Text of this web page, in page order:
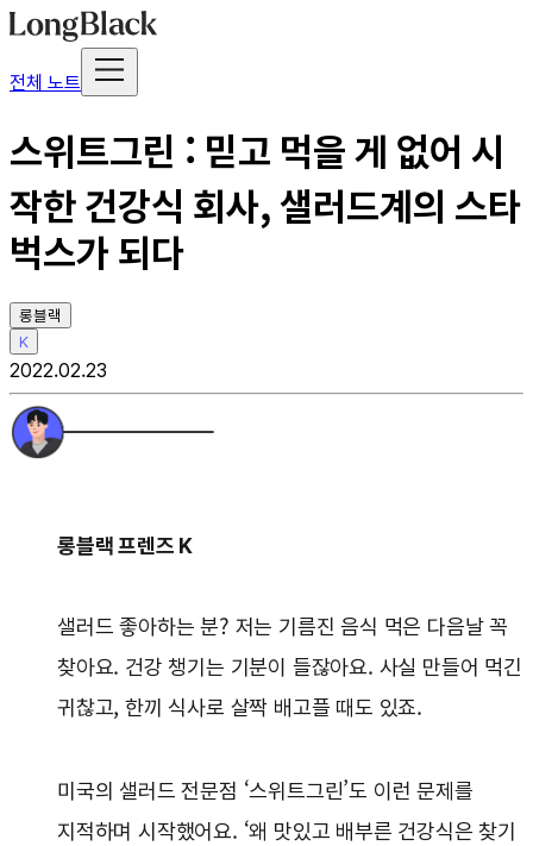
전체 노트
스위트그린 : 믿고 먹을 게 없어 시
작한 건강식 회사, 샐러드계의 스타
벅스가 되다
롱블랙
K
2022.02.23
롱블랙 프렌즈 K
샐러드 좋아하는 분? 저는 기름진 음식 먹은 다음날 꼭
찾아요. 건강 챙기는 기분이 들잖아요. 사실 만들어 먹긴
귀찮고, 한끼 식사로 살짝 배고플 때도 있죠.
미국의 샐러드 전문점 ‘스위트그린’도 이런 문제를
지적하며 시작했어요. ‘왜 맛있고 배부른 건강식은 찾기